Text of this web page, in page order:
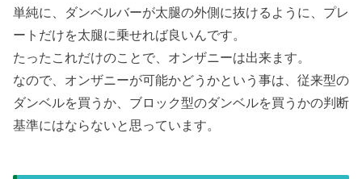
単純に、ダンベルバーが太腿の外側に抜けるように、プレ
ートだけを太腿に乗せれば良いんです。
たったこれだけのことで、オンザニーは出来ます。
なので、オンザニーが可能かどうかという事は、従来型の
ダンベルを買うか、ブロック型のダンベルを買うかの判断
基準にはならないと思っています。